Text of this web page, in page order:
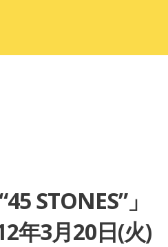
STONES”」
年3月20日(火)